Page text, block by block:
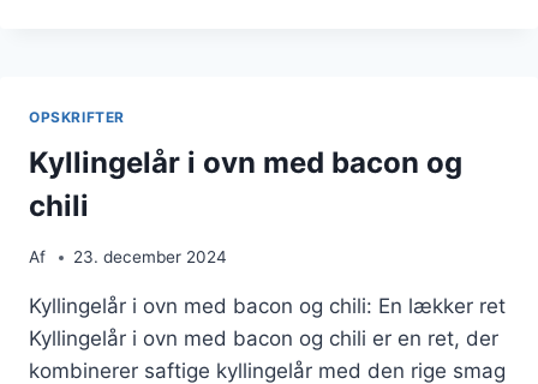
KARTOFFELMOS
OPSKRIFTER
Kyllingelår i ovn med bacon og
chili
Af 23. december 2024
Kyllingelår i ovn med bacon og chili: En lækker ret
Kyllingelår i ovn med bacon og chili er en ret, der
kombinerer saftige kyllingelår med den rige smag